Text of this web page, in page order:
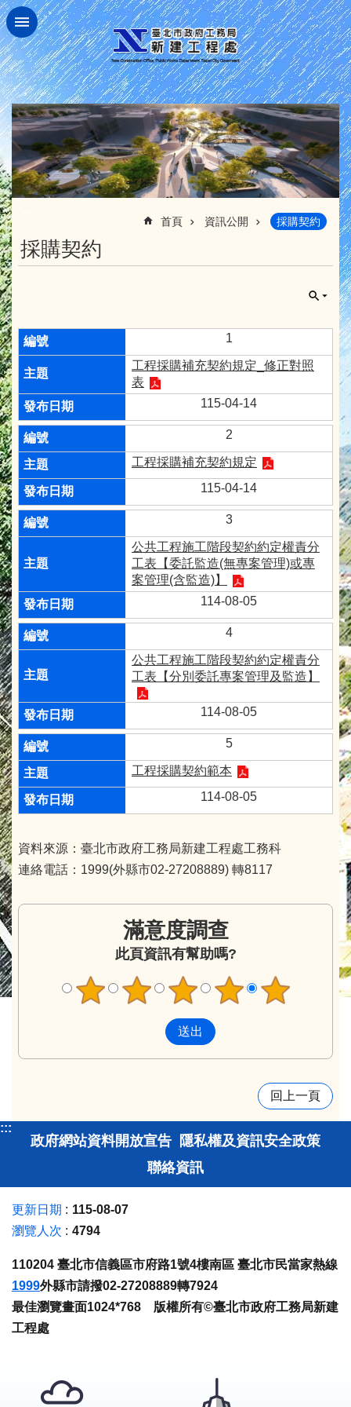
跳到主要內容區塊
首頁 資訊公開 採購契約
採購契約
1
工程採購補充契約規定_修正對照
表
115-04-14
2
工程採購補充契約規定
115-04-14
3
公共工程施工階段契約約定權責分
工表【委託監造(無專案管理)或專
案管理(含監造)】
114-08-05
4
公共工程施工階段契約約定權責分
工表【分別委託專案管理及監造】
114-08-05
5
工程採購契約範本
114-08-05
資料來源：臺北市政府工務局新建工程處工務科
連絡電話：1999(外縣市02-27208889) 轉8117
滿意度調查
此頁資訊有幫助嗎?
回上一頁
:::
政府網站資料開放宣告 隱私權及資訊安全政策
聯絡資訊
更新日期
115-08-07
瀏覽人次
4794
110204 臺北市信義區市府路1號4樓南區 臺北市民當家熱線
1999外縣市請撥02-27208889轉7924
最佳瀏覽畫面1024*768 版權所有©臺北市政府工務局新建
工程處